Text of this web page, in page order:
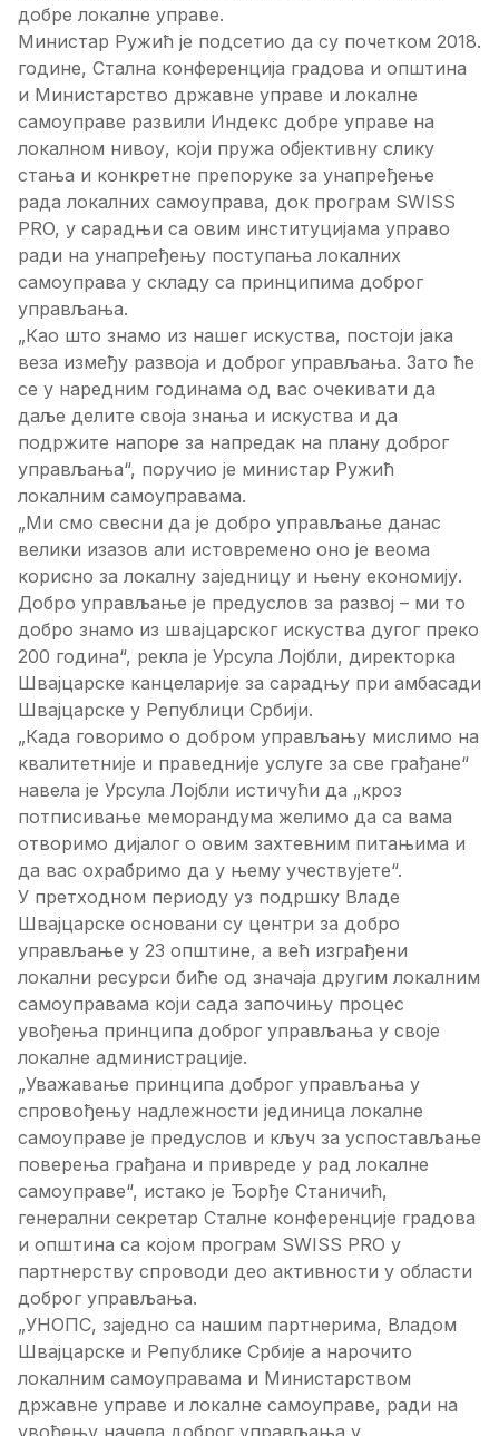
добре локалне управе.
Министар Ружић је подсетио да су почетком 2018.
године, Стална конференција градова и општина
и Министарство државне управе и локалне
самоуправе развили Индекс добре управе на
локалном нивоу, који пружа објективну слику
стања и конкретне препоруке за унапређење
рада локалних самоуправа, док програм SWISS
PRO, у сарадњи са овим институцијама управо
ради на унапређењу поступања локалних
самоуправа у складу са принципима доброг
управљања.
„Као што знамо из нашег искуства, постоји јака
веза између развоја и доброг управљања. Зато ће
се у наредним годинама од вас очекивати да
даље делите своја знања и искуства и да
подржите напоре за напредак на плану доброг
управљања“, поручио је министар Ружић
локалним самоуправама.
„Ми смо свесни да је добро управљање данас
велики изазов али истовремено оно је веома
корисно за локалну заједницу и њену економију.
Добро управљање је предуслов за развој – ми то
добро знамо из швајцарског искуства дугог преко
200 година“, рекла је Урсула Лојбли, директорка
Швајцарске канцеларије за сарадњу при амбасади
Швајцарске у Републици Србији.
„Када говоримо о добром управљању мислимо на
квалитетније и праведније услуге за све грађане“
навела је Урсула Лојбли истичући да „кроз
потписивање меморандума желимо да са вама
отворимо дијалог о овим захтевним питањима и
да вас охрабримо да у њему учествујете“.
У претходном периоду уз подршку Владе
Швајцарске основани су центри за добро
управљање у 23 општине, а већ изграђени
локални ресурси биће од значаја другим локалним
самоуправама који сада започињу процес
увођења принципа доброг управљања у своје
локалне администрације.
„Уважавање принципа доброг управљања у
спровођењу надлежности јединица локалне
самоуправе је предуслов и кључ за успостављање
поверења грађана и привреде у рад локалне
самоуправе“, истако је Ђорђе Станичић,
генерални секретар Сталне конференције градова
и општина са којом програм SWISS PRO у
партнерству спроводи део активности у области
доброг управљања.
„УНОПС, заједно са нашим партнерима, Владом
Швајцарске и Републике Србије а нарочито
локалним самоуправама и Министарством
државне управе и локалне самоуправе, ради на
увођењу начела доброг управљања у